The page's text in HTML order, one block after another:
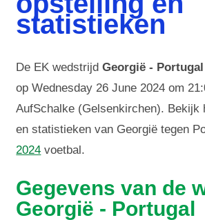
statistieken
De EK wedstrijdGeorgië - Portugal
op Wednesday 26 June 2024 om
AufSchalke (Gelsenkirchen). Bekijk
en statistieken van Georgië tegen
2024 voetbal.
Gegevens van de
Georgië - Portugal